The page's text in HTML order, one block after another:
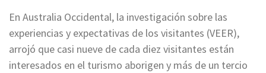
En Australia Occidental, la investigación sobre las
experiencias y expectativas de los visitantes (VEER),
arrojó que casi nueve de cada diez visitantes están
interesados en el turismo aborigen ​​y más de un tercio